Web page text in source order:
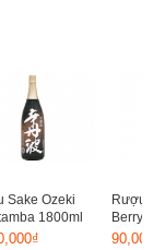
Sake Ozeki
1800ml
Rượu
Berry
180ml